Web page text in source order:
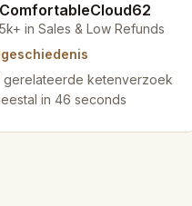
in Sales & Low Refunds
gerelateerde ketenverzoek
in 46 seconds